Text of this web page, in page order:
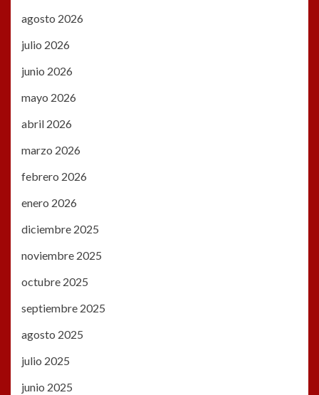
agosto 2026
julio 2026
junio 2026
mayo 2026
abril 2026
marzo 2026
febrero 2026
enero 2026
diciembre 2025
noviembre 2025
octubre 2025
septiembre 2025
agosto 2025
julio 2025
junio 2025